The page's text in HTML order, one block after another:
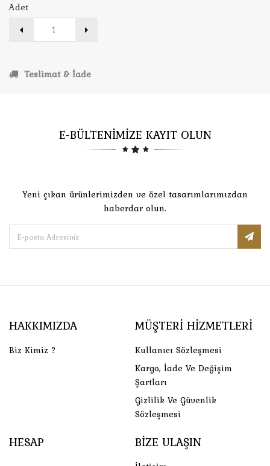
Adet
Teslimat & İade
E-BÜLTENİMİZE KAYIT OLUN
Yeni çıkan ürünlerimizden ve özel tasarımlarımızdan
haberdar olun.
HAKKIMIZDA
Biz Kimiz ?
MÜŞTERI HIZMETLERI
Kullanıcı Sözleşmesi
Kargo, İade Ve Değişim
Şartları
Gizlilik Ve Güvenlik
Sözleşmesi
HESAP BIZE ULAŞIN